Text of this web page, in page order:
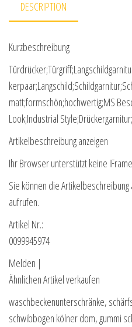
DESCRIPTION
Kurzbeschreibung
matt;formschön;hochwertig;MS
Look;Industrial
Artikelbeschreibung anzeigen
Ihr Browser unterstützt keine
Sie können die
aufrufen.
Artikel Nr.:
0099945974
Melden |
Ähnlichen Artikel verkaufen
waschbeckenunterschränke,
schwibbogen kölner dom, gummi